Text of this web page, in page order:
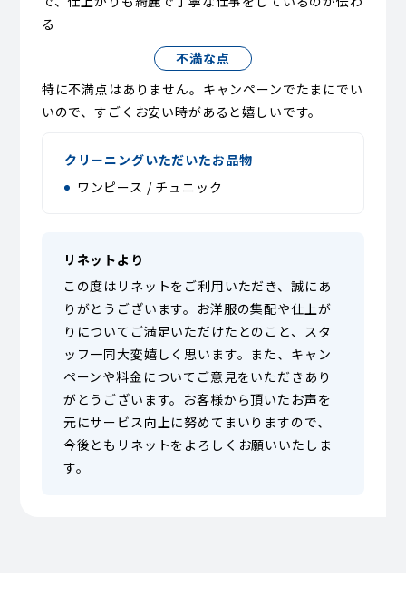
る
不満な点
特に不満点はありません。キャンペーンでたまにでい
いので、すごくお安い時があると嬉しいです。
クリーニングいただいたお品物
ワンピース / チュニック
リネットより
この度はリネットをご利用いただき、誠にあ
りがとうございます。お洋服の集配や仕上が
りについてご満足いただけたとのこと、スタ
ッフ一同大変嬉しく思います。また、キャン
ペーンや料金についてご意見をいただきあり
がとうございます。お客様から頂いたお声を
元にサービス向上に努めてまいりますので、
今後ともリネットをよろしくお願いいたしま
す。